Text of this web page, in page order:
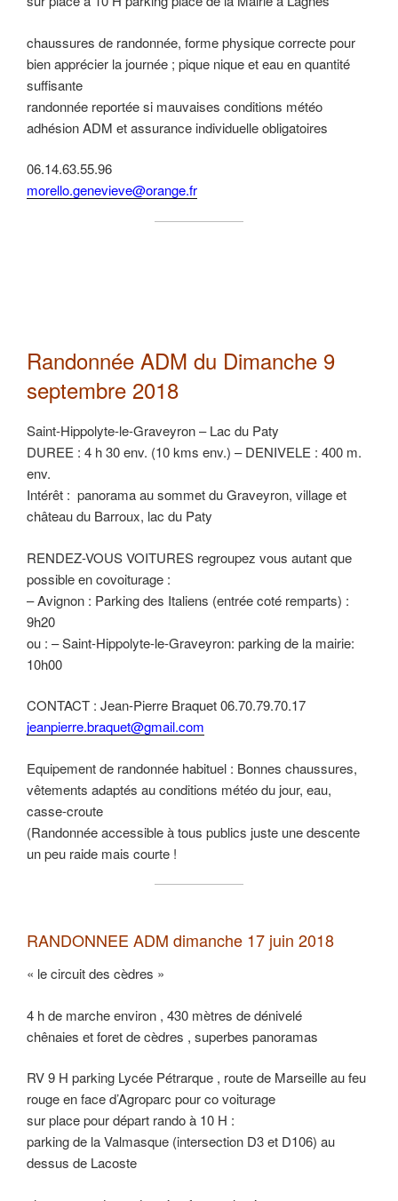
chaussures de randonnée, forme physique correcte pour
bien apprécier la journée ; pique nique et eau en quantité
suffisante
randonnée reportée si mauvaises conditions météo
adhésion ADM et assurance individuelle obligatoires
06.14.63.55.96
morello.genevieve@orange.fr
Randonnée ADM du Dimanche 9
septembre 2018
Saint-Hippolyte-le-Graveyron – Lac du Paty
DUREE : 4 h 30 env. (10 kms env.) – DENIVELE : 400 m.
env.
Intérêt : panorama au sommet du Graveyron, village et
château du Barroux, lac du Paty
RENDEZ-VOUS VOITURES regroupez vous autant que
possible en covoiturage :
– Avignon : Parking des Italiens (entrée coté remparts) :
9h20
ou : – Saint-Hippolyte-le-Graveyron: parking de la mairie:
10h00
CONTACT : Jean-Pierre Braquet 06.70.79.70.17
jeanpierre.braquet@gmail.com
Equipement de randonnée habituel : Bonnes chaussures,
vêtements adaptés au conditions météo du jour, eau,
casse-croute
(Randonnée accessible à tous publics juste une descente
un peu raide mais courte !
RANDONNEE ADM dimanche 17 juin 2018
« le circuit des cèdres »
4 h de marche environ , 430 mètres de dénivelé
chênaies et foret de cèdres , superbes panoramas
RV 9 H parking Lycée Pétrarque , route de Marseille au feu
rouge en face d’Agroparc pour co voiturage
sur place pour départ rando à 10 H :
parking de la Valmasque (intersection D3 et D106) au
dessus de Lacoste